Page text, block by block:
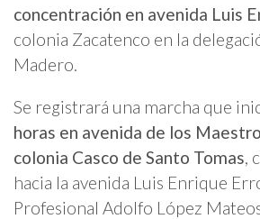
concentración en avenida Luis
colonia Zacatenco en la
Madero.
Se registrará una marcha que
horas en avenida de los
colonia Casco de Santo Tomas,
hacia la avenida Luis Enrique
Profesional Adolfo López